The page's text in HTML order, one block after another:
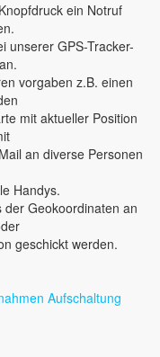
ein Notruf
unserer GPS-Tracker-
vorgaben z.B. einen
mit aktueller Position
an diverse Personen
Handys.
der Geokoordinaten an
geschickt werden.